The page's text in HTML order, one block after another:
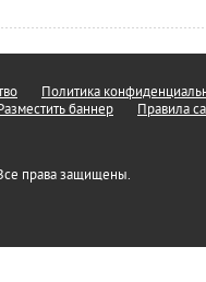
Политика
баннер Правила
права защищены.